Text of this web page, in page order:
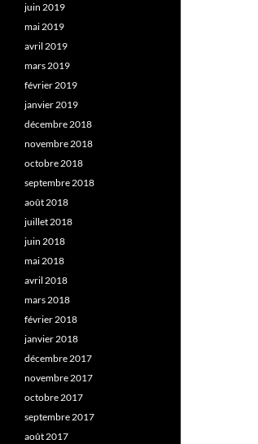
juin 2019
mai 2019
avril 2019
mars 2019
février 2019
janvier 2019
décembre 2018
novembre 2018
octobre 2018
septembre 2018
août 2018
juillet 2018
juin 2018
mai 2018
avril 2018
mars 2018
février 2018
janvier 2018
décembre 2017
novembre 2017
octobre 2017
septembre 2017
août 2017